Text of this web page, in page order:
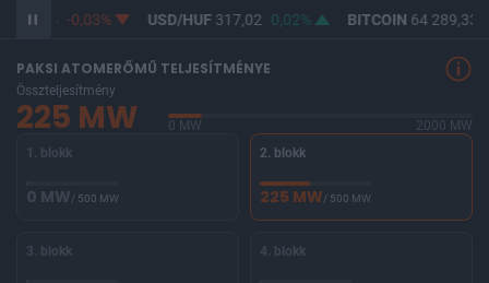
365,28 -0,03% USD/HUF317,02 0,02% BITCOIN64 289,33
PAKSI ATOMERŐMŰ TELJESÍTMÉNYE
Összteljesítmény
225 MW 0 MW
2000 MW
1. blokk
0 MW/ 500 MW
2. blokk
225 MW/ 500 MW
3. blokk 4. blokk